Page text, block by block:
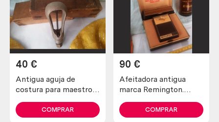
Antigua aguja de
costura para maestros
Años 30
40 €
COMPRAR
Afeitadora antigua
marca Remington.
colección
90 €
COMPRAR